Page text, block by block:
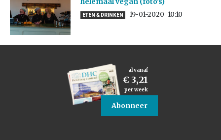
ETEN & DRINKEN 19-01-2020 10:10
al vanaf
€ 3,21
per week
Abonneer